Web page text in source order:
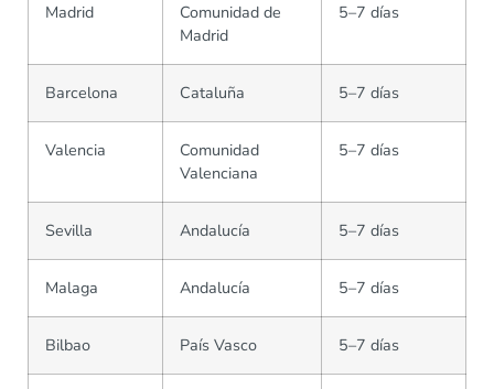
Madrid
Comunidad de
Madrid
5–7 días
Barcelona Cataluña 5–7 días
Valencia
Comunidad
Valenciana
5–7 días
Sevilla Andalucía 5–7 días
Malaga Andalucía 5–7 días
Bilbao País Vasco 5–7 días